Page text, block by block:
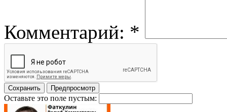
Комментарий: *
Оставьте это поле пустым: